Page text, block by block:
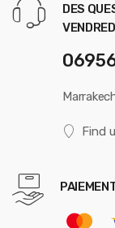
DES
Find